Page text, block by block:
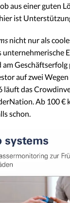
aus einer guten
ist
nicht nur als
unternehmerische
auf zwei
läuft das
Ab 100 €
schon.